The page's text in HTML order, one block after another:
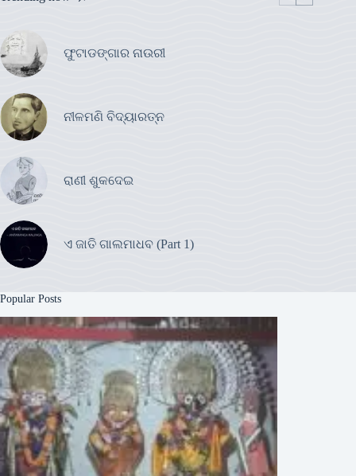
ଫୁଟାଡଙ୍ଗାର ନାଉରୀ
ନୀଳମଣି ବିଦ୍ୟାରତ୍ନ
ରାଣୀ ଶୁକଦେଇ
ଏ ଜାତି ଗାଲମାଧବ (Part 1)
Popular Posts